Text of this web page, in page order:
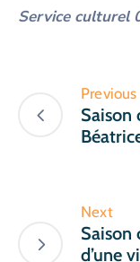
Service culturel
Previous
Saison
Next
Saison
d’une